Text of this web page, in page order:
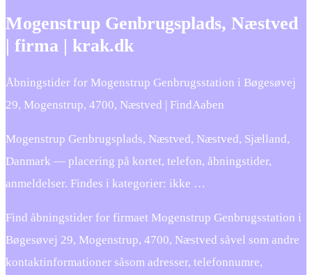
Mogenstrup Genbrugsplads, Næstved
| firma | krak.dk
Åbningstider for Mogenstrup Genbrugsstation i Bøgesøvej
29, Mogenstrup, 4700, Næstved | FindAaben
Mogenstrup Genbrugsplads, Næstved, Næstved, Sjælland,
Danmark — placering på kortet, telefon, åbningstider,
anmeldelser. Findes i kategorier: ikke …
Find åbningstider for firmaet Mogenstrup Genbrugsstation i
Bøgesøvej 29, Mogenstrup, 4700, Næstved såvel som andre
kontaktinformationer såsom adresser, telefonnumre,